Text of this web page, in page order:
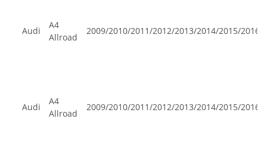
Audi
A4
Allroad
2009/2010/2011/2012/2013/2014/2015/2016
Audi
A4
Allroad
2009/2010/2011/2012/2013/2014/2015/2016